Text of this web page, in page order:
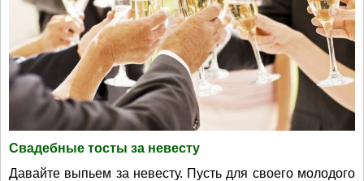
Свадебные тосты за невесту
Давайте выпьем за невесту. Пусть для своего молодого